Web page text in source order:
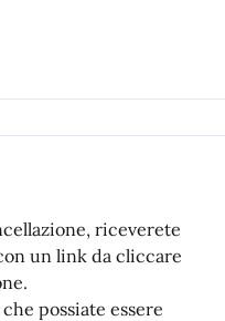
riceverete
un link da cliccare
possiate essere